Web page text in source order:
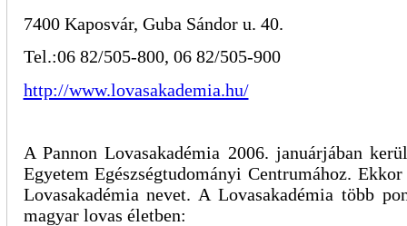
7400 Kaposvár, Guba Sándor u. 40.
Tel.:06 82/505-800, 06 82/505-900
http://www.lovasakademia.hu/
A Pannon Lovasakadémia 2006. januárjában
Egyetem Egészségtudományi Centrumához.
Lovasakadémia nevet. A Lovasakadémia több
magyar lovas életben: